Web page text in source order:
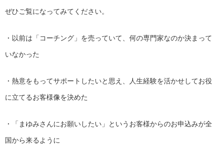
ぜひご覧になってみてください。
・以前は「コーチング」を売っていて、 何の専門家なのか決まって
いなかった
・熱意をもってサポートしたいと思え、 人生経験を活かせしてお役
に立てるお客様像を決めた
・「まゆみさんにお願いしたい」 というお客様からのお申込みが全
国から来るように